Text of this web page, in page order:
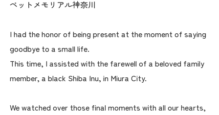
ペットメモリアル神奈川
I had the honor of being present at the moment of saying
goodbye to a small life.
This time, I assisted with the farewell of a beloved family
member, a black Shiba Inu, in Miura City.
We watched over those final moments with all our hearts,